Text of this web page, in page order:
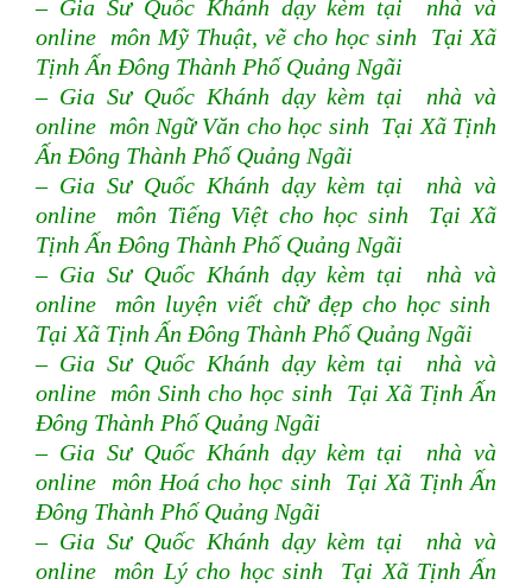
– Gia Sư Quốc Khánh dạy kèm tại nhà và
online môn Mỹ Thuật, vẽ cho học sinh Tại Xã
Tịnh Ấn Đông Thành Phố Quảng Ngãi
– Gia Sư Quốc Khánh dạy kèm tại nhà và
online môn Ngữ Văn cho học sinh Tại Xã Tịnh
Ấn Đông Thành Phố Quảng Ngãi
– Gia Sư Quốc Khánh dạy kèm tại nhà và
online môn Tiếng Việt cho học sinh Tại Xã
Tịnh Ấn Đông Thành Phố Quảng Ngãi
– Gia Sư Quốc Khánh dạy kèm tại nhà và
online môn luyện viết chữ đẹp cho học sinh
Tại Xã Tịnh Ấn Đông Thành Phố Quảng Ngãi
– Gia Sư Quốc Khánh dạy kèm tại nhà và
online môn Sinh cho học sinh Tại Xã Tịnh Ấn
Đông Thành Phố Quảng Ngãi
– Gia Sư Quốc Khánh dạy kèm tại nhà và
online môn Hoá cho học sinh Tại Xã Tịnh Ấn
Đông Thành Phố Quảng Ngãi
– Gia Sư Quốc Khánh dạy kèm tại nhà và
online môn Lý cho học sinh Tại Xã Tịnh Ấn